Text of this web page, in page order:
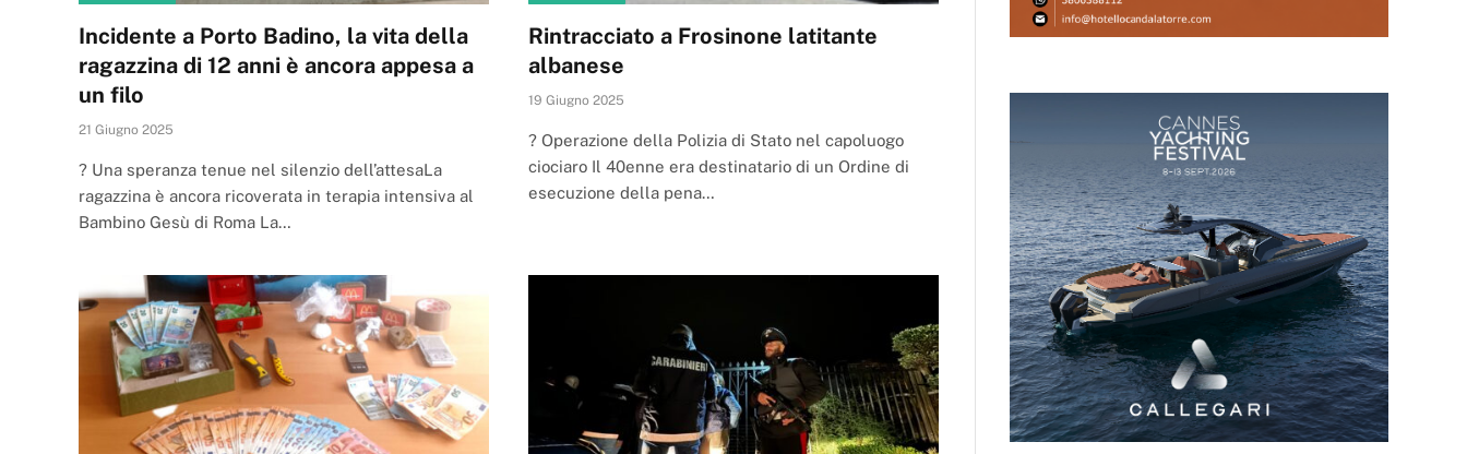
Incidente a Porto Badino, la vita della
ragazzina di 12 anni è ancora appesa a
un filo
21 Giugno 2025
? Una speranza tenue nel silenzio dell’attesaLa
ragazzina è ancora ricoverata in terapia intensiva al
Bambino Gesù di Roma La…
Rintracciato a Frosinone latitante
albanese
19 Giugno 2025
? Operazione della Polizia di Stato nel capoluogo
ciociaro Il 40enne era destinatario di un Ordine di
esecuzione della pena…